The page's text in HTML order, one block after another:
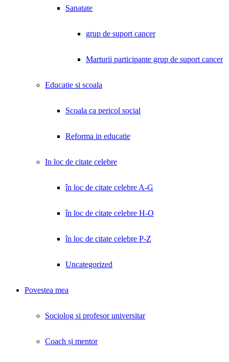
Sanatate
grup de suport cancer
Marturii participante grup de suport cancer
Educatie si scoala
Scoala ca pericol social
Reforma in educatie
In loc de citate celebre
în loc de citate celebre A-G
în loc de citate celebre H-O
în loc de citate celebre P-Z
Uncategorized
Povestea mea
Sociolog si profesor universitar
Coach și mentor